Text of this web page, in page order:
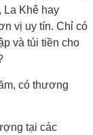
La Khê hay
vị uy tín. Chỉ có
và túi tiền cho
có thương
tại các